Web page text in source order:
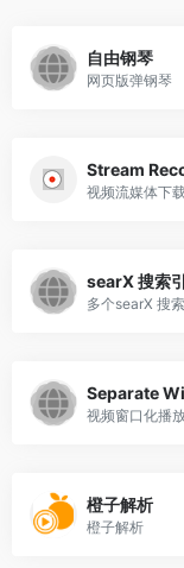
自由钢琴
网页版弹钢琴
Stream
视频流媒体下
searX 搜索
多个searX 搜
Separate
视频窗口化播
橙子解析
橙子解析